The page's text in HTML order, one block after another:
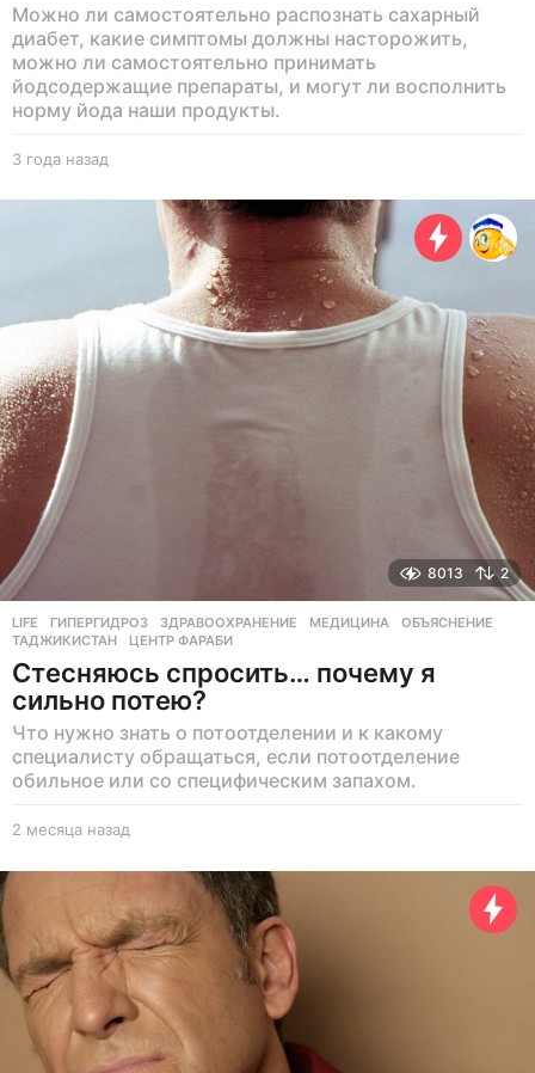
Можно ли самостоятельно распознать сахарный
диабет, какие симптомы должны насторожить,
можно ли самостоятельно принимать
йодсодержащие препараты, и могут ли восполнить
норму йода наши продукты.
3 года назад
о
з
д
8013 2
LIFE ГИПЕРГИДРОЗ ,ЗДРАВООХРАНЕНИЕ ,МЕДИЦИНА ,ОБЪЯСНЕНИЕ
ТАДЖИКИСТАН
,ЦЕНТР ФАРАБИ
Стесняюсь спросить… почему я
сильно потею?
Что нужно знать о потоотделении и к какому
специалисту обращаться, если потоотделение
обильное или со специфическим запахом.
2 месяца назад
е
я
ц
а
н
а
а